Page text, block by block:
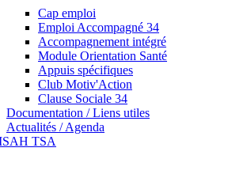
Cap emploi
Emploi Accompagné 34
Accompagnement intégré
Module Orientation Santé
Appuis spécifiques
Club Motiv'Action
Clause Sociale 34
Documentation / Liens utiles
Actualités / Agenda
TSA